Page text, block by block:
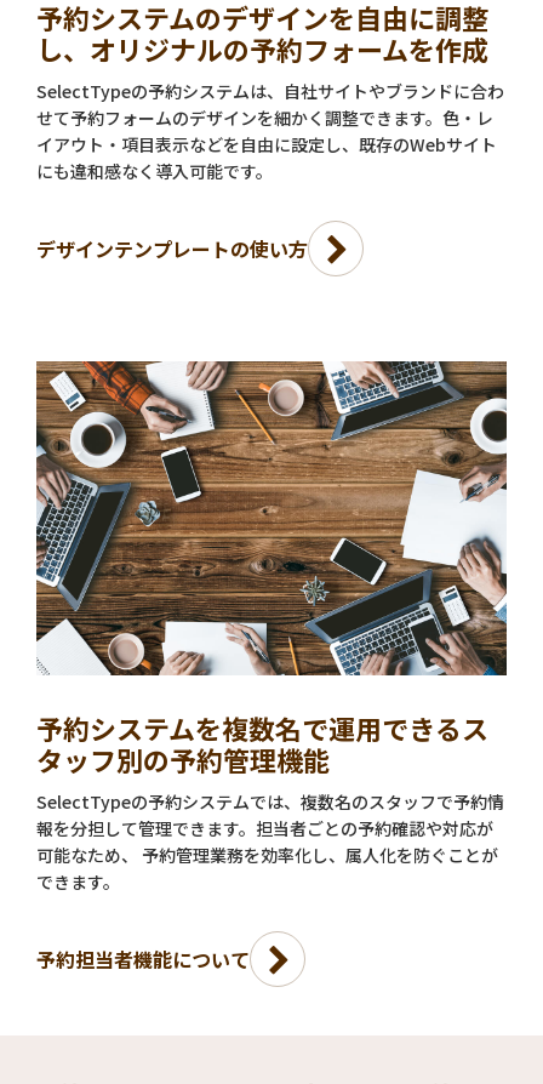
予約システムのデザインを自由に調整
し、オリジナルの予約フォームを作成
SelectTypeの予約システムは、自社サイトやブランドに合わ
せて予約フォームのデザインを細かく調整できます。色・レ
イアウト・項目表示などを自由に設定し、既存のWebサイト
にも違和感なく導入可能です。
デザインテンプレートの使い方
予約システムを複数名で運用できるス
タッフ別の予約管理機能
SelectTypeの予約システムでは、複数名のスタッフで予約情
報を分担して管理できます。担当者ごとの予約確認や対応が
可能なため、 予約管理業務を効率化し、属人化を防ぐことが
できます。
予約担当者機能について